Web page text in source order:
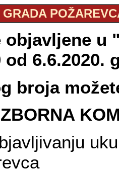
objavljene u
od
broja